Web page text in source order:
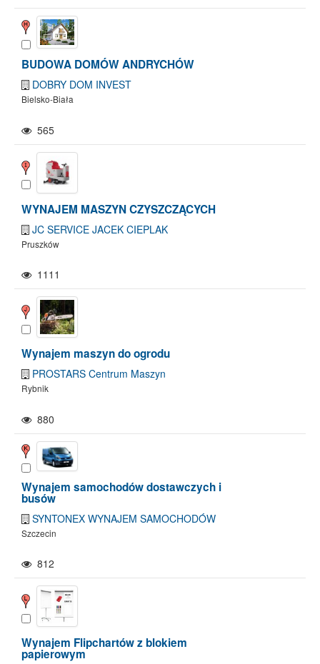
BUDOWA DOMÓW ANDRYCHÓW
DOBRY DOM INVEST
Bielsko-Biała
565
WYNAJEM MASZYN CZYSZCZĄCYCH
JC SERVICE JACEK CIEPLAK
Pruszków
1111
Wynajem maszyn do ogrodu
PROSTARS Centrum Maszyn
Rybnik
880
Wynajem samochodów dostawczych i
busów
SYNTONEX WYNAJEM SAMOCHODÓW
Szczecin
812
Wynajem Flipchartów z blokiem
papierowym